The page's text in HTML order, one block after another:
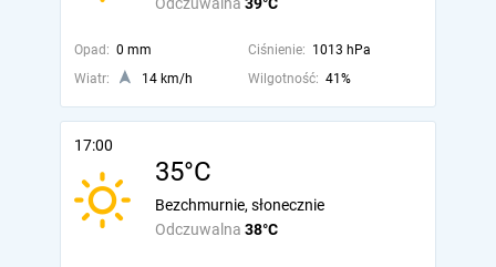
Opad: 0 mm Ciśnienie: 1013 hPa
Wiatr:
14 km/h Wilgotność: 41%
17:00
35°C
Odczuwalna 38°C
Bezchmurnie, słonecznie